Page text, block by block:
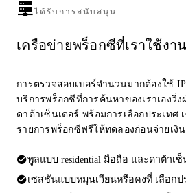
ได้รับการสนับสนุน
เครือข่ายพร็อกซีที่เราใช้งา
การตรวจสอบเบอร์จำนวนมากต้องใช้
บริการพร็อกซีที่การค้นหาของเราเองวิ่
ดาต้าเซ็นเตอร์ พร้อมการเลือกประเท
รายการพร็อกซีฟรีให้ทดลองก่อนจ่ายเงิน
พูลแบบ residential มือถือ และดาต้าเซ็
เซสชันแบบหมุนเวียนหรือคงที่ เลือกป